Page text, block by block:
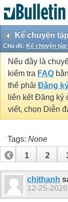
Kể chuyện
Chủ đề: Kể chuyện
Nếu đây là
kiểm tra FAQ
thể phải Đăng
liên kết Đăng ký
viết, chọn Diễn
Tags: None
1
2
chithanh
12-25-2020